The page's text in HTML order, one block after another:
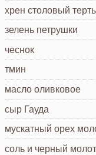
хрен столовый
зелень петрушки
чеснок
тмин
масло оливковое
сыр Гауда
мускатный орех
соль и черный